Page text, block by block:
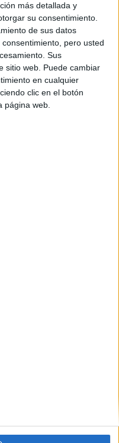
más detallada y
su consentimiento.
de sus datos
pero usted
Sus
sitio web. Puede cambiar
en cualquier
clic en el botón
página web.
de Uso
de uso*
registrarte te daremos
100 consejos para tu